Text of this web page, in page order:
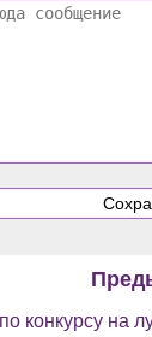
конкурсу на